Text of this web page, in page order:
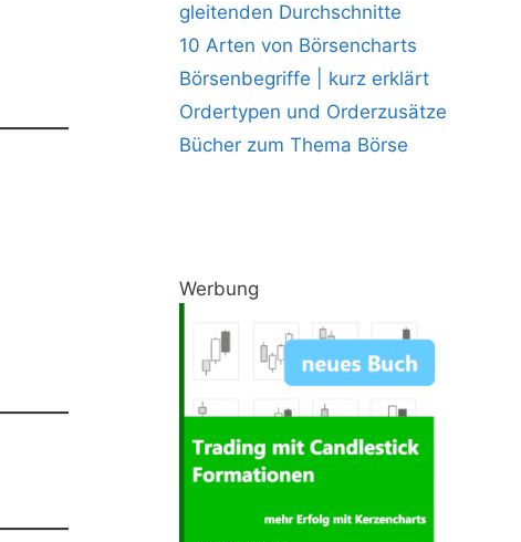
gleitenden Durchschnitte
10 Arten von Börsencharts
Börsenbegriffe | kurz erklärt
Ordertypen und Orderzusätze
Bücher zum Thema Börse
Werbung